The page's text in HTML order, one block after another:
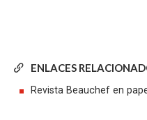
ENLACES
Revista Beauchef en